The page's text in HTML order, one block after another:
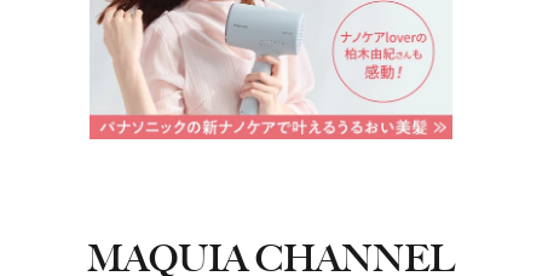
MAQUIA CHANNEL